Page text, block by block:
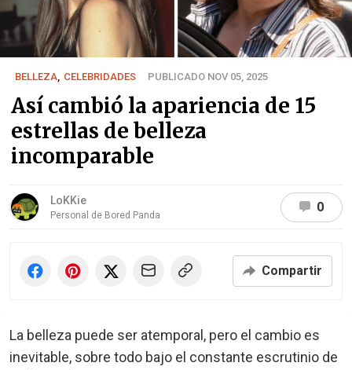
BELLEZA, CELEBRIDADES PUBLICADO NOV 05, 2025
Así cambió la apariencia de 15
estrellas de belleza
incomparable
LoKKie
Personal de Bored Panda
0
Compartir
La belleza puede ser atemporal, pero el cambio es
inevitable, sobre todo bajo el constante escrutinio de